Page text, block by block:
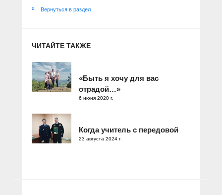
Вернуться в раздел
ЧИТАЙТЕ ТАКЖЕ
«Быть я хочу для вас
отрадой…»
6 июня 2020 г.
Когда учитель с передовой
23 августа 2024 г.